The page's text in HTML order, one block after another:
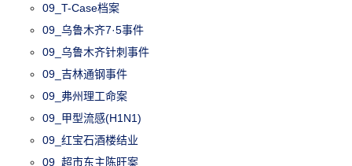
09_T-Case档案
09_乌鲁木齐7·5事件
09_乌鲁木齐针刺事件
09_吉林通钢事件
09_弗州理工命案
09_甲型流感(H1N1)
09_红宝石酒楼结业
09_超市东主陈旺案